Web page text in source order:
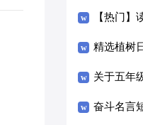
【热门】
精选植树
关于五年
奋斗名言